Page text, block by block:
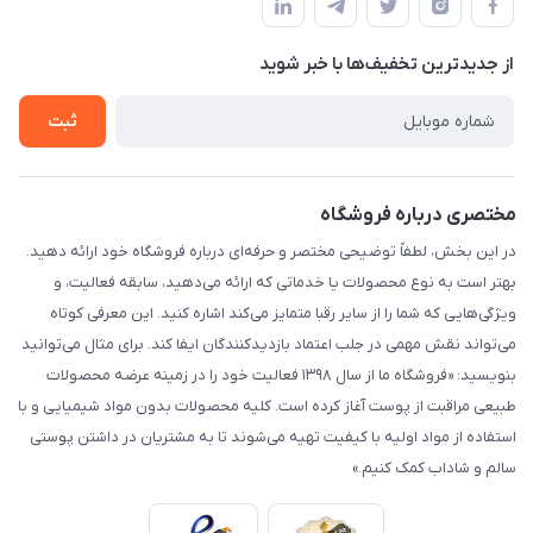
لیست محصولات
درباره ما
حریم خصوصی
راهنما
از جدید‌ترین تخفیف‌ها با‌ خبر شوید
ثبت
مختصری درباره فروشگاه
در این بخش، لطفاً توضیحی مختصر و حرفه‌ای درباره فروشگاه خود ارائه دهید.
بهتر است به نوع محصولات یا خدماتی که ارائه می‌دهید، سابقه فعالیت، و
ویژگی‌هایی که شما را از سایر رقبا متمایز می‌کند اشاره کنید. این معرفی کوتاه
می‌تواند نقش مهمی در جلب اعتماد بازدیدکنندگان ایفا کند. برای مثال می‌توانید
بنویسید: «فروشگاه ما از سال ۱۳۹۸ فعالیت خود را در زمینه عرضه محصولات
طبیعی مراقبت از پوست آغاز کرده است. کلیه محصولات بدون مواد شیمیایی و با
استفاده از مواد اولیه با کیفیت تهیه می‌شوند تا به مشتریان در داشتن پوستی
سالم و شاداب کمک کنیم.»